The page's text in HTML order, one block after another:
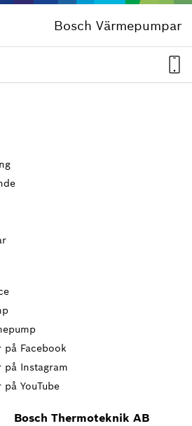
Bosch Värmepumpar
på Facebook
på Instagram
YouTube
Bosch Thermoteknik AB